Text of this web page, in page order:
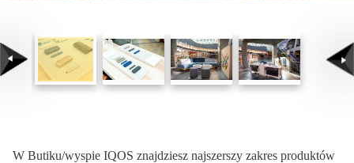
W Butiku/wyspie IQOS znajdziesz najszerszy zakres produktów